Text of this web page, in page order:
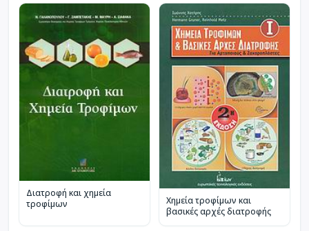
Διατροφή και χημεία
τροφίμων
Χημεία τροφίμων και
βασικές αρχές διατροφής